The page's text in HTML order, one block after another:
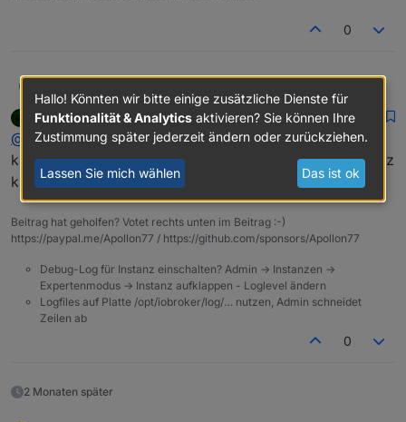
0
schedule("*/60 * * * *", async function () {
setState("sonoff.0.Steckdose04.POWER1"/
setInterval(async function (obj) {
    const _cond = ();
    if (_cond) {
await
    } else {
    }
Offline
apollon77schrieb am4. März 2021, 07:52
zuletzt editiert von
@ msauerBitte github issue anlegen. Ich denke der
kommt mit dem "leeren" Condition irgendwie nicht ganz
klar.
Beitrag hat geholfen? Votet rechts unten im Beitrag :-)
https://paypal.me/Apollon77 / https://github.com/sponsors/Apollon77
Debug-Log für Instanz einschalten? Admin -> Instanzen ->
Expertenmodus -> Instanz aufklappen - Loglevel ändern
Logfiles auf Platte /opt/iobroker/log/… nutzen, Admin schneidet
Zeilen ab
0
2 Monaten später
Hallo! Könnten wir bitte einige zusätzliche Dienste für
Funktionalität & Analytics aktivieren? Sie können Ihre
Zustimmung später jederzeit ändern oder zurückziehen.
Lassen Sie mich wählen Das ist ok